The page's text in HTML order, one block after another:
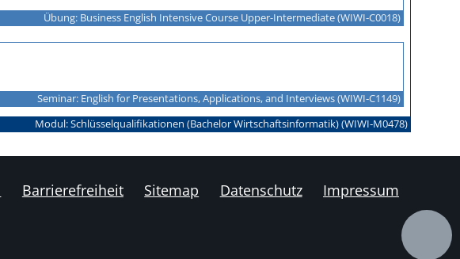
Übung: Business English Intensive Course Upper-Intermediate (WIWI‑C0018)
Seminar: English for Presentations, Applications, and Interviews (WIWI‑C1149)
Modul: Schlüsselqualifikationen (Bachelor Wirtschaftsinformatik) (WIWI‑M0478)
Barrierefreiheit Sitemap Datenschutz Impressum